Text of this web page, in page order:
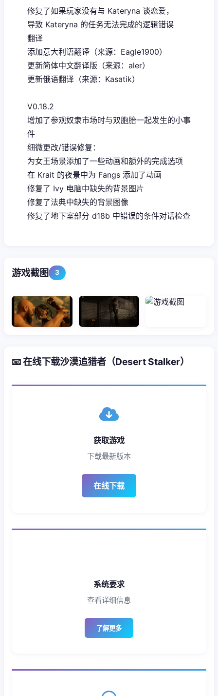
修复了如果玩家没有与 Kateryna 谈恋爱，
导致 Kateryna 的任务无法完成的逻辑错误
翻译
添加意大利语翻译（来源：Eagle1900）
更新简体中文翻译版（来源：aler）
更新俄语翻译（来源：Kasatik）
V0.18.2
增加了参观奴隶市场时与双胞胎一起发生的小事
件
细微更改/错误修复：
为女王场景添加了一些动画和额外的完成选项
在 Krait 的夜景中为 Fangs 添加了动画
修复了 Ivy 电脑中缺失的背景图片
修复了法典中缺失的背景图像
修复了地下室部分 d18b 中错误的条件对话检查
游戏截图 3
📧 在线下载沙漠追猎者（Desert Stalker）
获取游戏
下载最新版本
在线下载
系统要求
查看详细信息
了解更多